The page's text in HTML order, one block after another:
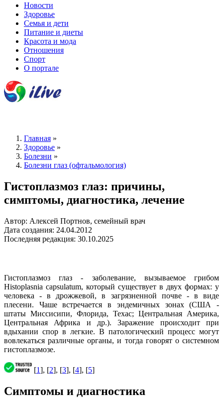
Новости
Здоровье
Семья и дети
Питание и диеты
Красота и мода
Отношения
Спорт
О портале
Главная »
Здоровье »
Болезни »
Болезни глаз (офтальмология)
Гистоплазмоз глаз: причины,
симптомы, диагностика, лечение
Автор: Алексей Портнов, семейный врач
Дата создания: 24.04.2012
Последняя редакция: 30.10.2025
Гистоплазмоз глаз - заболевание, вызываемое грибом
Histoplasnia capsulatum, который существует в двух формах: у
человека - в дрожжевой, в загрязненной почве - в виде
плесени. Чаше встречается в эндемичных зонах (США -
штаты Миссисипи, Флорида, Техас; Центральная Америка,
Центральная Африка и др.). Заражение происходит при
вдыхании спор в легкие. В патологический процесс могут
вовлекаться различные органы, и тогда говорят о системном
гистоплазмозе.
[1], [2], [3], [4], [5]
Симптомы и диагностика